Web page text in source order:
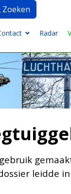
Zoeken
Radar
leidde